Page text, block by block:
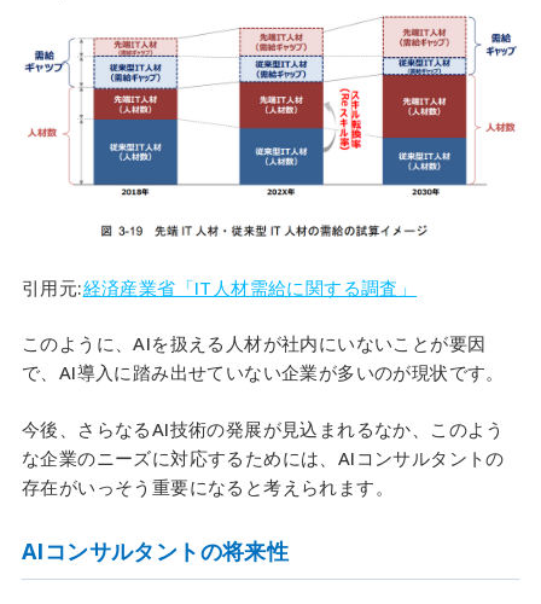
引用元:経済産業省「IT人材需給に関する調査」
このように、AIを扱える人材が社内にいないことが要因
で、AI導入に踏み出せていない企業が多いのが現状です。
今後、さらなるAI技術の発展が見込まれるなか、このよう
な企業のニーズに対応するためには、AIコンサルタントの
存在がいっそう重要になると考えられます。
AIコンサルタントの将来性